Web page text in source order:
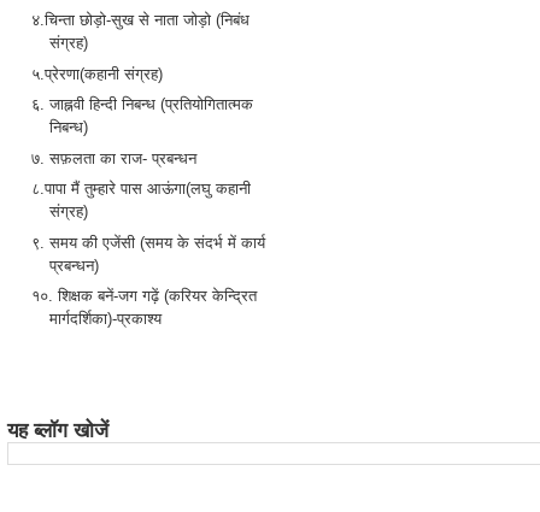
४.चिन्ता छोड़ो-सुख से नाता जोड़ो (निबंध
संग्रह)
५.प्रेरणा(कहानी संग्रह)
६. जाह्नवी हिन्दी निबन्ध (प्रतियोगितात्मक
निबन्ध)
७. सफ़लता का राज- प्रबन्धन
८.पापा मैं तुम्हारे पास आऊंगा(लघु कहानी
संग्रह)
९. समय की एजेंसी (समय के संदर्भ में कार्य
प्रबन्धन)
१०. शिक्षक बनें-जग गढ़ें (करियर केन्द्रित
मार्गदर्शिका)-प्रकाश्य
यह ब्लॉग खोजें